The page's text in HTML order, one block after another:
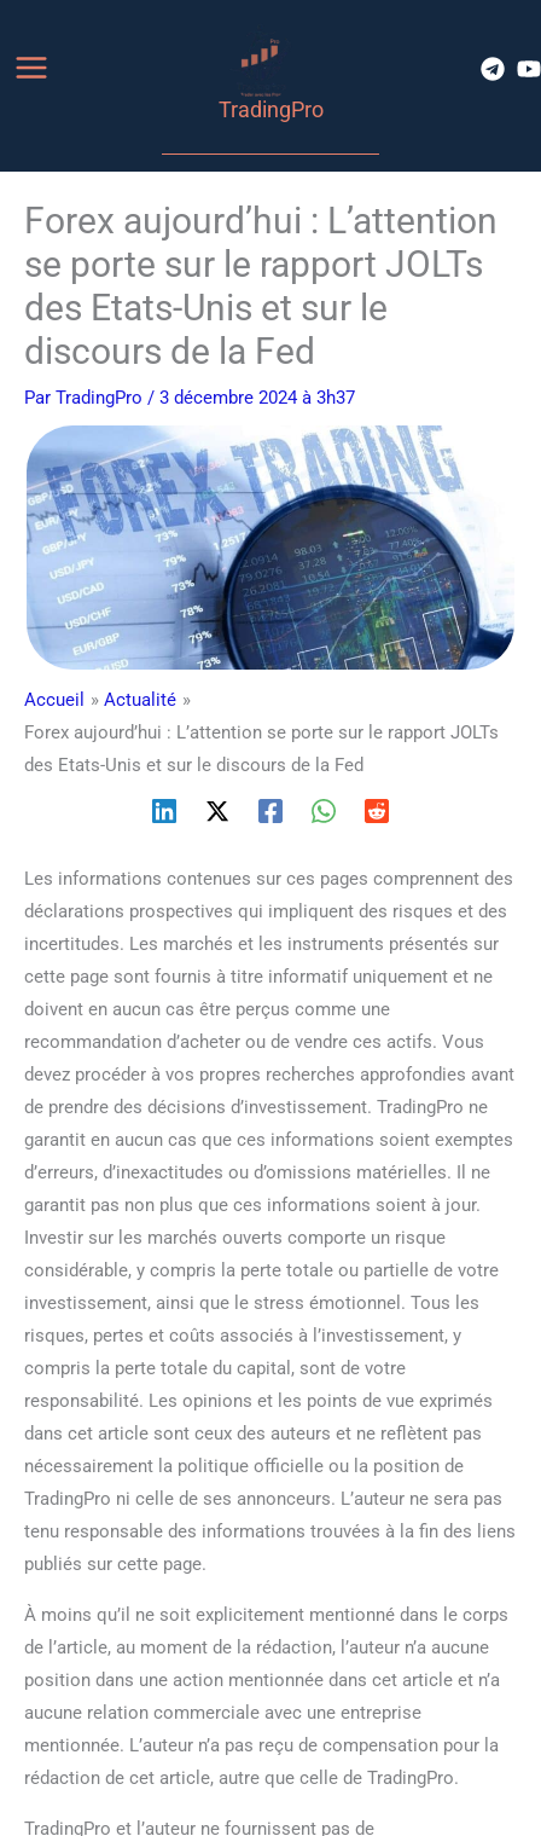
contenu
TradingPro
Forex aujourd’hui : L’attention
se porte sur le rapport JOLTs
des Etats-Unis et sur le
discours de la Fed
Par TradingPro / 3 décembre 2024 à 3h37
Accueil
Actualité
Forex aujourd’hui : L’attention se porte sur le rapport JOLTs
des Etats-Unis et sur le discours de la Fed
Les informations contenues sur ces pages comprennent des
déclarations prospectives qui impliquent des risques et des
incertitudes. Les marchés et les instruments présentés sur
cette page sont fournis à titre informatif uniquement et ne
doivent en aucun cas être perçus comme une
recommandation d’acheter ou de vendre ces actifs. Vous
devez procéder à vos propres recherches approfondies avant
de prendre des décisions d’investissement. TradingPro ne
garantit en aucun cas que ces informations soient exemptes
d’erreurs, d’inexactitudes ou d’omissions matérielles. Il ne
garantit pas non plus que ces informations soient à jour.
Investir sur les marchés ouverts comporte un risque
considérable, y compris la perte totale ou partielle de votre
investissement, ainsi que le stress émotionnel. Tous les
risques, pertes et coûts associés à l’investissement, y
compris la perte totale du capital, sont de votre
responsabilité. Les opinions et les points de vue exprimés
dans cet article sont ceux des auteurs et ne reflètent pas
nécessairement la politique officielle ou la position de
TradingPro ni celle de ses annonceurs. L’auteur ne sera pas
tenu responsable des informations trouvées à la fin des liens
publiés sur cette page.
À moins qu’il ne soit explicitement mentionné dans le corps
de l’article, au moment de la rédaction, l’auteur n’a aucune
position dans une action mentionnée dans cet article et n’a
aucune relation commerciale avec une entreprise
mentionnée. L’auteur n’a pas reçu de compensation pour la
rédaction de cet article, autre que celle de TradingPro.
TradingPro et l’auteur ne fournissent pas de